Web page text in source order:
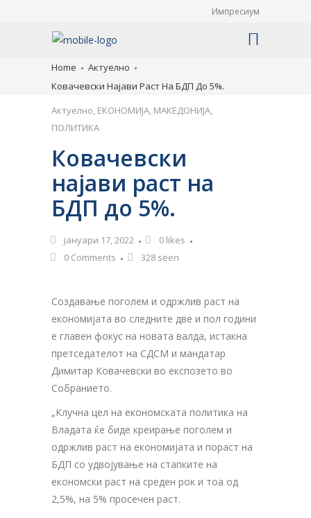
Импресиум
Home
Актуелно
Ковачевски Најави Раст На БДП До 5%.
Актуелно, ЕКОНОМИЈА, МАКЕДОНИЈА,
ПОЛИТИКА
Ковачевски
најави раст на
БДП до 5%.
јануари 17, 2022 0 likes
0 Comments
328 seen
Создавање поголем и одржлив раст на
економијата во следните две и пол години
е главен фокус на новата валда, истакна
претседателот на СДСМ и мандатар
Димитар Ковачевски во експозето во
Собранието.
„Клучна цел на економската политика на
Владата ќе биде креирање поголем и
одржлив раст на економијата и пораст на
БДП со удвојување на стапките на
економски раст на среден рок и тоа од
2,5%, на 5% просечен раст.